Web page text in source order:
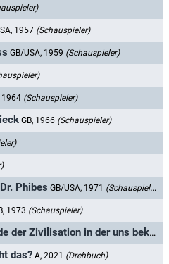
1957 (Schauspieler)
GB/USA, 1959 (Schauspieler)
1964 (Schauspieler)
GB, 1966 (Schauspieler)
Phibes GB/USA, 1971 (Schauspieler)
1973 (Schauspieler)
Sherlock Holmes und das Ende der Zivilisation in der uns bekannten Form
das? A, 2021 (Drehbuch)